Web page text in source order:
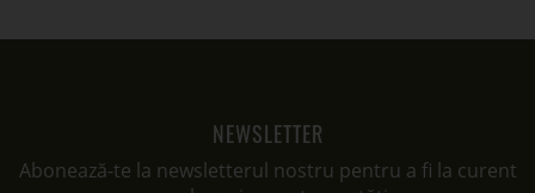
NEWSLETTER
Abonează-te la newsletterul nostru pentru a fi la curent